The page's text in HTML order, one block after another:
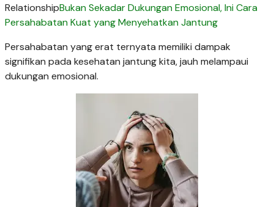
RelationshipBukan Sekadar Dukungan Emosional, Ini Cara
Persahabatan Kuat yang Menyehatkan Jantung
Persahabatan yang erat ternyata memiliki dampak
signifikan pada kesehatan jantung kita, jauh melampaui
dukungan emosional.